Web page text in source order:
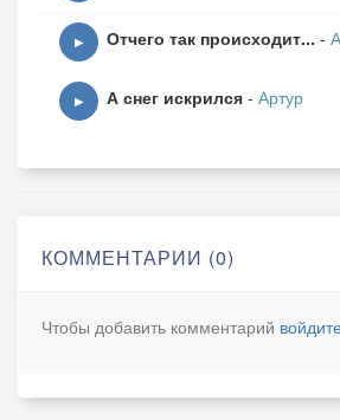
▶ Отчего так происходит... -
▶ А снег искрился - Артур
КОММЕНТАРИИ (0)
Чтобы добавить комментарий